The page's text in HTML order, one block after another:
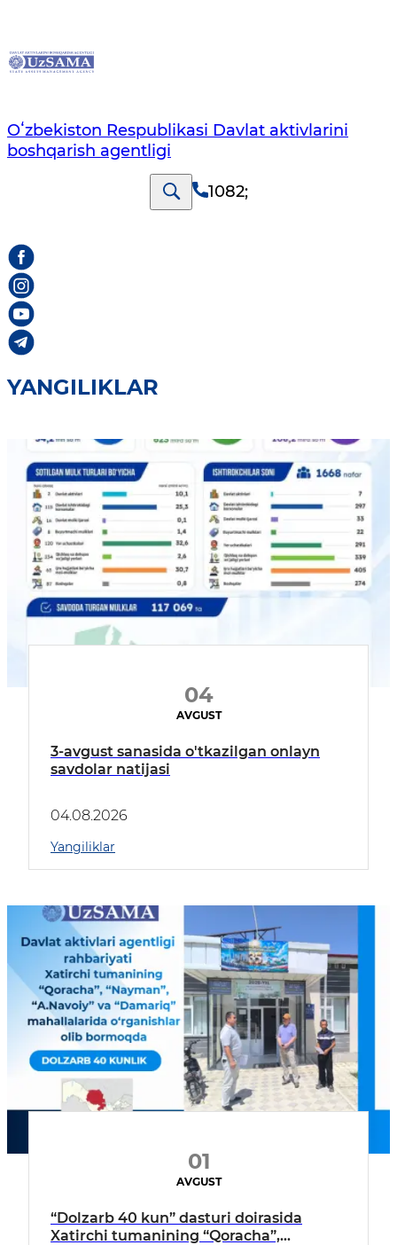
Oʻzbekiston Respublikasi Davlat aktivlarini
boshqarish agentligi
1082;
YANGILIKLAR
04
AVGUST
3-avgust sanasida o'tkazilgan onlayn
savdolar natijasi
04.08.2026
Yangiliklar
01
AVGUST
“Dolzarb 40 kun” dasturi doirasida
Xatirchi tumanining “Qoracha”,